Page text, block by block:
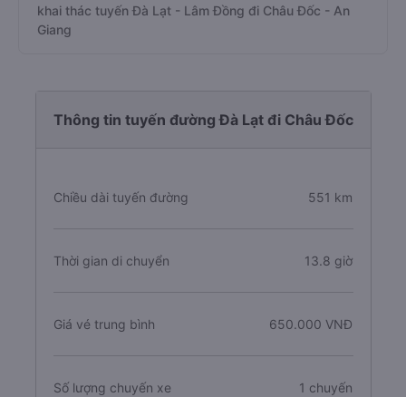
khai thác tuyến Đà Lạt - Lâm Đồng đi Châu Đốc - An
Giang
Thông tin tuyến đường Đà Lạt đi Châu Đốc
Chiều dài tuyến đường 551 km
Thời gian di chuyển 13.8 giờ
Giá vé trung bình 650.000 VNĐ
Số lượng chuyến xe 1 chuyến